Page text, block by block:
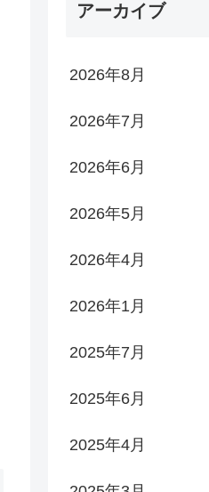
アーカイブ
2026年8月
2026年7月
2026年6月
2026年5月
2026年4月
2026年1月
2025年7月
2025年6月
2025年4月